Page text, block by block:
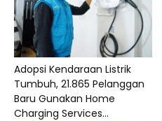
Adopsi Kendaraan Listrik
Tumbuh, 21.865 Pelanggan
Baru Gunakan Home
Charging Services...